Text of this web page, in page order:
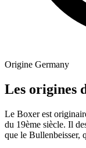
Origine Germany
Les origines
Le Boxer est
du 19ème siècle. Il
que le Bullenbeisser,